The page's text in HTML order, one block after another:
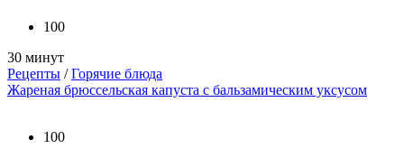
100
30 минут
Рецепты /Горячие блюда
Жареная брюссельская капуста с бальзамическим уксусом
100